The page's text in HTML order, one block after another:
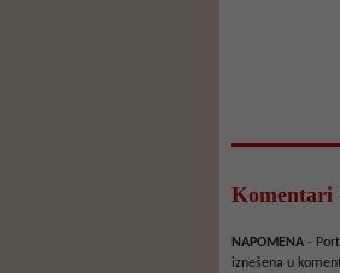
Komentari
NAPOMENA -
iznešena u